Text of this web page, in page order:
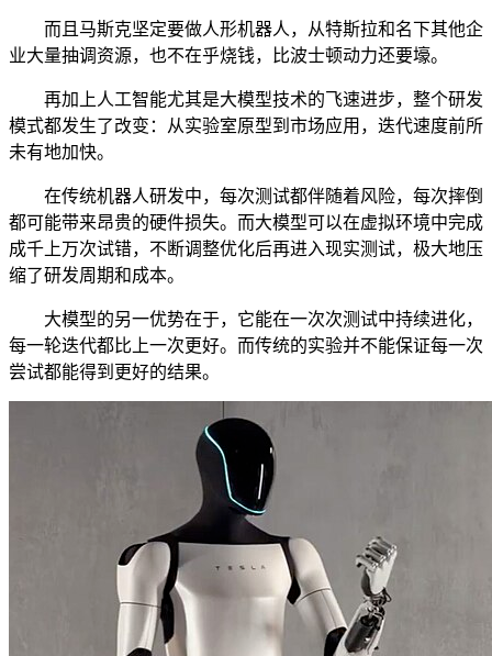
而且马斯克坚定要做人形机器人，从特斯拉和名下其他企
业大量抽调资源，也不在乎烧钱，比波士顿动力还要壕。
再加上人工智能尤其是大模型技术的飞速进步，整个研发
模式都发生了改变：从实验室原型到市场应用，迭代速度前所
未有地加快。
在传统机器人研发中，每次测试都伴随着风险，每次摔倒
都可能带来昂贵的硬件损失。而大模型可以在虚拟环境中完成
成千上万次试错，不断调整优化后再进入现实测试，极大地压
缩了研发周期和成本。
大模型的另一优势在于，它能在一次次测试中持续进化，
每一轮迭代都比上一次更好。而传统的实验并不能保证每一次
尝试都能得到更好的结果。